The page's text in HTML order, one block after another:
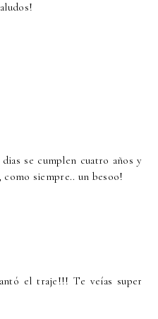
se cumplen cuatro años y
siempre.. un besoo!
el traje!!! Te veías super